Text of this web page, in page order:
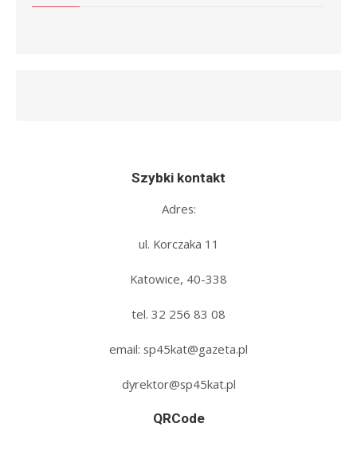
Szybki kontakt
Adres:
ul. Korczaka 11
Katowice, 40-338
tel. 32 256 83 08‬
email: sp45kat@gazeta.pl
dyrektor@sp45kat.pl
QRCode